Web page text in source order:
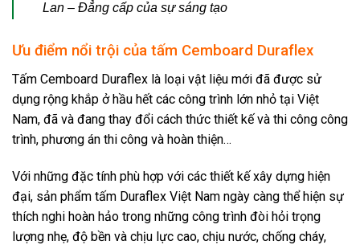
Lan – Đẳng cấp của sự sáng tạo
Ưu điểm nổi trội của tấm Cemboard Duraflex
Tấm Cemboard Duraflex là loại vật liệu mới đã được sử
dụng rộng khắp ở hầu hết các công trình lớn nhỏ tại Việt
Nam, đã và đang thay đổi cách thức thiết kế và thi công công
trình, phương án thi công và hoàn thiện…
Với những đặc tính phù hợp với các thiết kế xây dựng hiện
đại, sản phẩm tấm Duraflex Việt Nam ngày càng thể hiện sự
thích nghi hoàn hảo trong những công trình đòi hỏi trọng
lượng nhẹ, độ bền và chịu lực cao, chịu nước, chống cháy,